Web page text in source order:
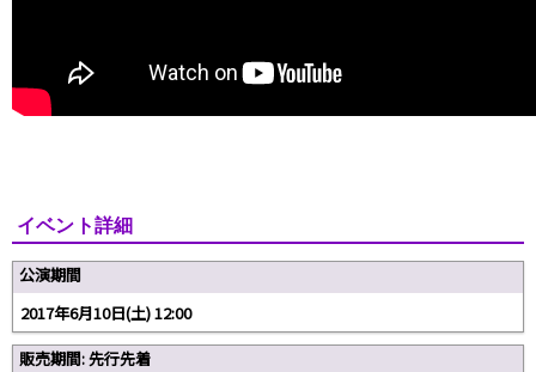
イベント詳細
公演期間
2017年6月10日(土) 12:00
販売期間: 先行先着